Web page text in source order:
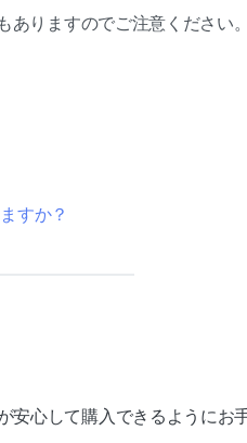
ありますのでご注意ください
すか？
安心して購入できるようにお